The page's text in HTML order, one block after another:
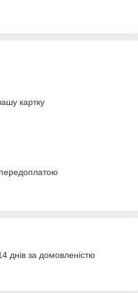
картку
днів за домовленістю